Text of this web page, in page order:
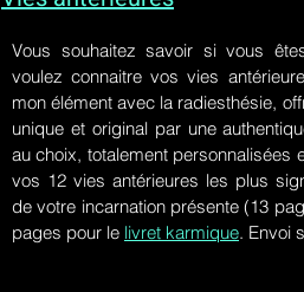
Vous souhaitez savoir si vous
voulez connaitre vos vies
mon élément avec la radiesthésie,
unique et original par une
au choix, totalement personnalisées
vos 12 vies antérieures les plus
de votre incarnation présente (13
pages pour le livret karmique. Envoi